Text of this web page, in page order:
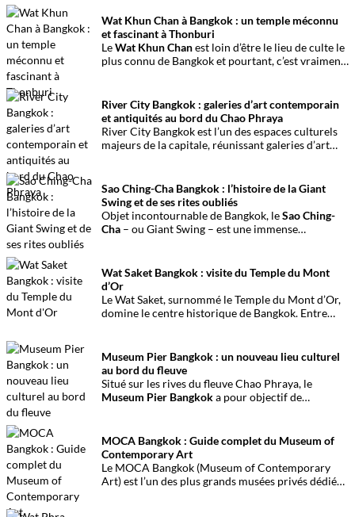
admirer un lieu où spiritualité et modernité se
rencontrent.
Wat Khun Chan à Bangkok : un temple méconnu
et fascinant à Thonburi
LeWat Khun Chanest loin d’être le lieu de culte le
plus connu de Bangkok et pourtant, c’est vraiment
River City Bangkok : galeries d’art contemporain
et antiquités au bord du Chao Phraya
River City Bangkok est l’un des espaces culturels
majeurs de la capitale, réunissant galeries d’art
Sao Ching-Cha Bangkok : l’histoire de la Giant
Swing et de ses rites oubliés
Objet incontournable de Bangkok, leSao Ching-
Cha – ou Giant Swing – est une immense
Wat Saket Bangkok : visite du Temple du Mont
d’Or
Le Wat Saket, surnommé le Temple du Mont d’Or,
domine le centre historique de Bangkok. Entre
Museum Pier Bangkok : un nouveau lieu culturel
au bord du fleuve
Situé sur les rives du fleuve Chao Phraya, le
Museum Pier Bangkoka pour objectif de
offrant une vue imprenable sur le fleuve.
MOCA Bangkok : Guide complet du Museum of
Contemporary Art
Le MOCA Bangkok (Museum of Contemporary
Art) est l’un des plus grands musées privés dédiés